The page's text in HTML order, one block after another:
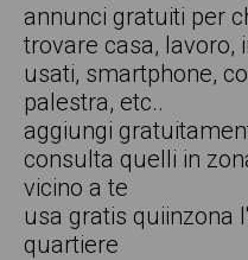
annunci gratuiti per
trovare casa, lavoro,
usati, smartphone,
palestra, etc..
aggiungi
consulta quelli in
vicino a te
usa gratis quiinzona
quartiere